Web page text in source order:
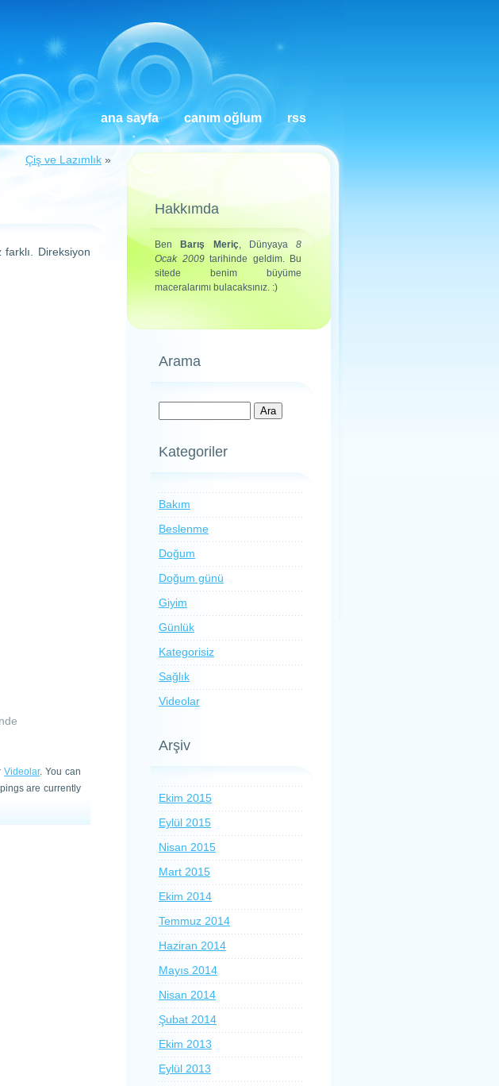
ana sayfa canım oğlum rss
Çiş ve Lazımlık »
farklı. Direksiyon
Videolar. You can
are currently
Hakkımda
Ben Barış Meriç, Dünyaya 8
Ocak 2009tarihinde geldim. Bu
sitede benim büyüme
maceralarımı bulacaksınız. :)
Arama
Kategoriler
Bakım
Beslenme
Doğum
Doğum günü
Giyim
Günlük
Kategorisiz
Sağlık
Videolar
Arşiv
Ekim 2015
Eylül 2015
Nisan 2015
Mart 2015
Ekim 2014
Temmuz 2014
Haziran 2014
Mayıs 2014
Nisan 2014
Şubat 2014
Ekim 2013
Eylül 2013